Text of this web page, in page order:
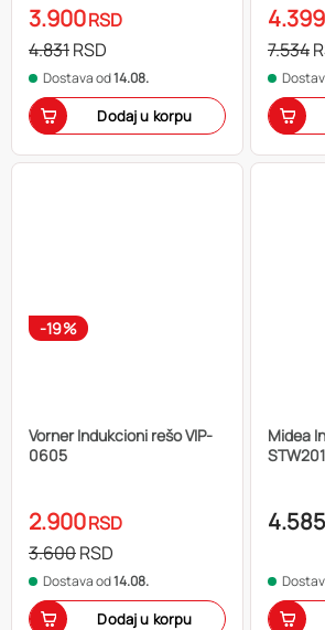
3.900RSD
4.831RSD
Dostava od14.08.
Dodaj u korpu
4.399
7.534
-19%
Vorner Indukcioni rešo VIP-
0605
2.900RSD
3.600RSD
Dostava od14.08.
Dodaj u korpu
Midea
4.585